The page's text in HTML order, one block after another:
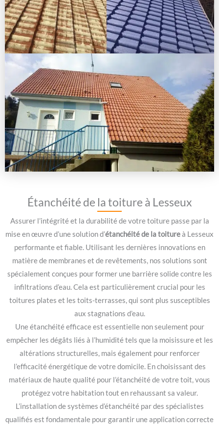
Étanchéité de la toiture à Lesseux
Assurer l’intégrité et la durabilité de votre toiture passe par la
mise en œuvre d’une solution d’étanchéité de la toitureà Lesseux
performante et fiable. Utilisant les dernières innovations en
matière de membranes et de revêtements, nos solutions sont
spécialement conçues pour former une barrière solide contre les
infiltrations d’eau. Cela est particulièrement crucial pour les
toitures plates et les toits-terrasses, qui sont plus susceptibles
aux stagnations d’eau.
Une étanchéité efficace est essentielle non seulement pour
empêcher les dégâts liés à l’humidité tels que la moisissure et les
altérations structurelles, mais également pour renforcer
l’efficacité énergétique de votre domicile. En choisissant des
matériaux de haute qualité pour l’étanchéité de votre toit, vous
protégez votre habitation tout en rehaussant sa valeur.
L’installation de systèmes d’étanchéité par des spécialistes
qualifiés est fondamentale pour garantir une application correcte